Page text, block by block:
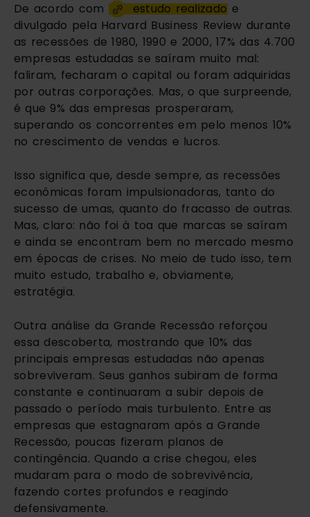
De acordo com estudo realizado e
divulgado pela Harvard Business Review durante
as recessões de 1980, 1990 e 2000, 17% das 4.700
empresas estudadas se saíram muito mal:
faliram, fecharam o capital ou foram adquiridas
por outras corporações. Mas, o que surpreende,
é que 9% das empresas prosperaram,
superando os concorrentes em pelo menos 10%
no crescimento de vendas e lucros.
Isso significa que, desde sempre, as recessões
econômicas foram impulsionadoras, tanto do
sucesso de umas, quanto do fracasso de outras.
Mas, claro: não foi à toa que marcas se saíram
e ainda se encontram bem no mercado mesmo
em épocas de crises. No meio de tudo isso, tem
muito estudo, trabalho e, obviamente,
estratégia.
Outra análise da Grande Recessão reforçou
essa descoberta, mostrando que 10% das
principais empresas estudadas não apenas
sobreviveram. Seus ganhos subiram de forma
constante e continuaram a subir depois de
passado o período mais turbulento. Entre as
empresas que estagnaram após a Grande
Recessão, poucas fizeram planos de
contingência. Quando a crise chegou, eles
mudaram para o modo de sobrevivência,
fazendo cortes profundos e reagindo
defensivamente.